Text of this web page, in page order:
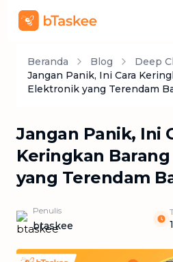
Beranda Blog
Deep
Jangan Panik, Ini Cara
Elektronik yang Terendam
Jangan Panik, Ini
Keringkan
yang Terendam
Penulis
btaskee